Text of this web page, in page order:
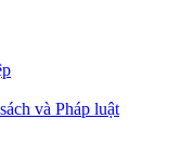
và Pháp luật